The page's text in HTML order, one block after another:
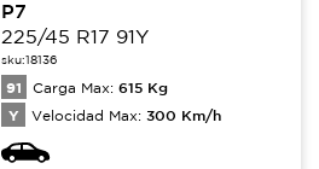
P7
225/45 R17 91Y
sku:18136
91 Carga Max: 615 Kg
Y Velocidad Max: 300 Km/h